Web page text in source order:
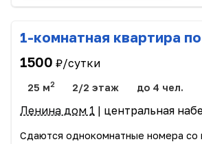
1-комнатная квартира
1500 ₽/сутки
25 м2 2/2 этаж до 4 чел.
Ленина дом 1 | центральная
Сдаются однокомнатные номера со